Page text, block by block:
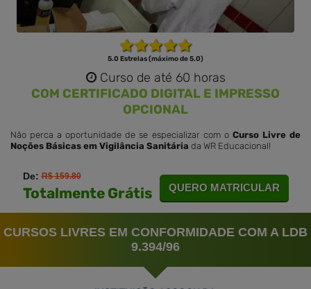
5.0 Estrelas (máximo de 5.0)
Curso de até 60 horas
COM CERTIFICADO DIGITAL E IMPRESSO
OPCIONAL
Não perca a oportunidade de se especializar com o Curso Livre de
Noções Básicas em Vigilância Sanitária da WR Educacional!
De:R$ 159.80
Totalmente Grátis QUERO MATRICULAR
CURSOS LIVRES EM CONFORMIDADE COM A LDB
9.394/96